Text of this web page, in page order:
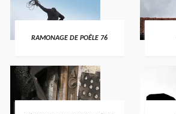
RAMONAGE DE POÊLE 76